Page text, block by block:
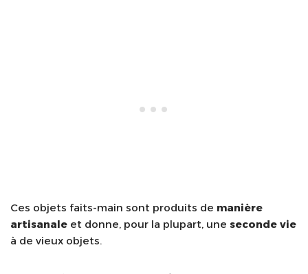
Ces objets faits-main sont produits de manière
artisanale et donne, pour la plupart, une seconde vie
à de vieux objets.